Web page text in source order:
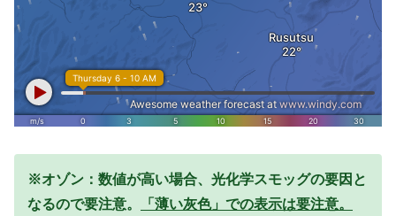
※オゾン：数値が高い場合、光化学スモッグの要因と
なるので要注意。
「薄い灰色」での表示は要注意。